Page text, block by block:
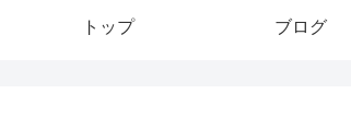
トップ ブログ